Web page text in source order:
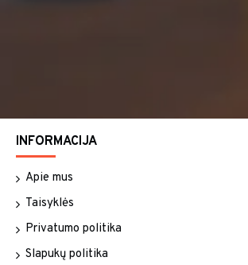
INFORMACIJA
Apie mus
Taisyklės
Privatumo politika
Slapukų politika